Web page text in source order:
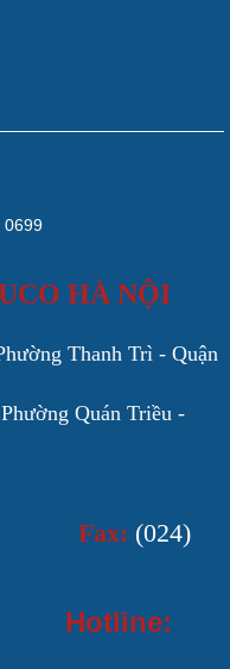
0699
HÀ NỘI
Thanh Trì - Quận
Quán Triều -
Fax: (024)
Hotline: